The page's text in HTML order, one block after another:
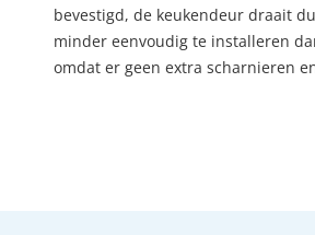
bevestigd, de keukendeur draait
minder eenvoudig te installeren
omdat er geen extra scharnieren